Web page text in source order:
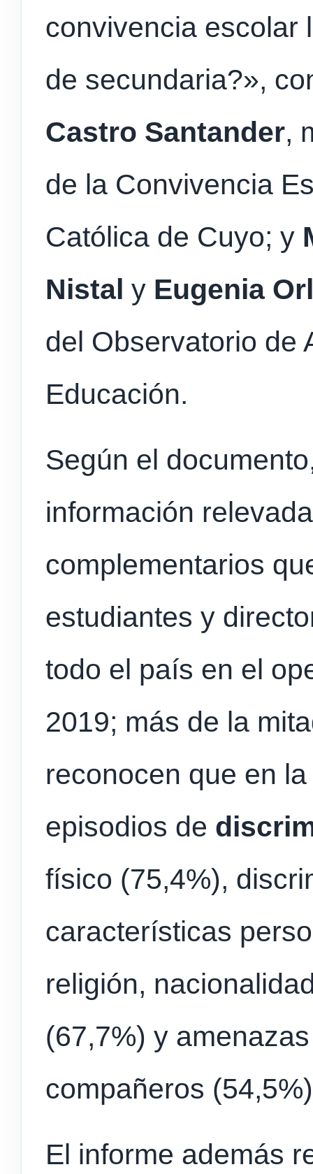
convivencia escolar
de secundaria?»,
Castro Santander,
de la Convivencia
Católica de Cuyo; y
Nistal y Eugenia
del Observatorio de
Educación.
Según el
información
complementarios
estudiantes y
todo el país en el
2019; más de la
reconocen que en
episodios de
físico (75,4%),
características
religión,
(67,7%) y
compañeros
El informe además